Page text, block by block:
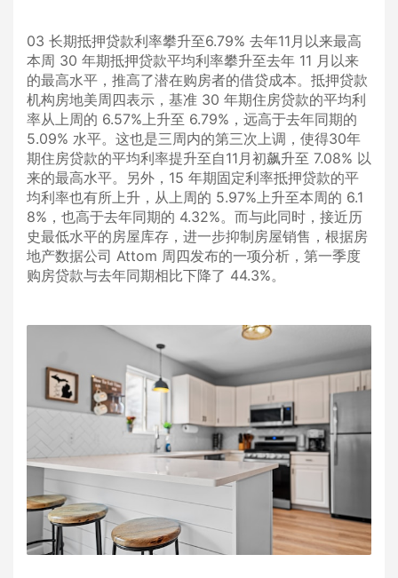
03 长期抵押贷款利率攀升至6.79% 去年11月以来最高
本周 30 年期抵押贷款平均利率攀升至去年 11 月以来
的最高水平，推高了潜在购房者的借贷成本。抵押贷款
机构房地美周四表示，基准 30 年期住房贷款的平均利
率从上周的 6.57%上升至 6.79%，远高于去年同期的
5.09% 水平。这也是三周内的第三次上调，使得30年
期住房贷款的平均利率提升至自11月初飙升至 7.08% 以
来的最高水平。另外，15 年期固定利率抵押贷款的平
均利率也有所上升，从上周的 5.97%上升至本周的 6.1
8%，也高于去年同期的 4.32%。而与此同时，接近历
史最低水平的房屋库存，进一步抑制房屋销售，根据房
地产数据公司 Attom 周四发布的一项分析，第一季度
购房贷款与去年同期相比下降了 44.3%。